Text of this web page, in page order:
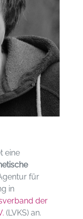
eine
für
in
der
(LVKS) an.